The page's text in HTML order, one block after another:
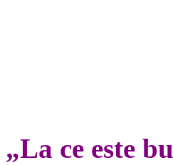
„La ce este